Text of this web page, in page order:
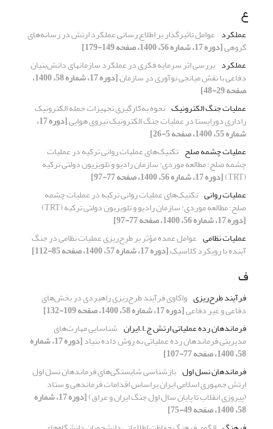
ع
عملکرد عوامل تاثیرگذار بر اطلاع رسانی عملکرد ارتش در رسانه‌های
گروهی[دوره 17، شماره 56، 1400، صفحه 149-179]
عملکرد
بررسی اثر سرمایه فکری در عملکرد سازمان‎های دانش‌بنیان
دفاعی با نقش میانجی نوآوری در سازمان [دوره 17، شماره 58، 1400،
صفحه 29-48]
عملیات جنگ الکترونیک نحوه به‌کارگیری تجهیزات حمله الکترونیک
راداری دورایستا در عملیات جنگ الکترونیک نیروی هوایی [دوره 17،
شماره 55، 1400، صفحه 5-26]
عملیات چشمه صلح تکنیک‌های عملیات روانی ترکیه در عملیات
چشمه صلح؛ مطالعه موردی: سازمان رادیو و تلویزیون دولتی ترکیه
(TRT)
[دوره 17، شماره 56، 1400، صفحه 77-97]
عملیات روانی تکنیک‌های عملیات روانی ترکیه در عملیات چشمه
صلح؛ مطالعه موردی: سازمان رادیو و تلویزیون دولتی ترکیه (TRT)
[دوره 17، شماره 56، 1400، صفحه 77-97]
عملیات نظامی عوامل عمده مؤثر بر طرح‌ریزی عملیات نظامی در جنگ
آینده با رویکرد کلاسیک[دوره 17، شماره 57، 1400، صفحه 85-112]
ف
فرآیند طرح‌ریزی واکاوی فرآیند طرح‌ریزی راهبردی در بخش‌های
دفاعی و غیر دفاعی[دوره 17، شماره 58، 1400، صفحه 109-132]
فرماندهان رده عملیاتی ارتش ج.ا.ایران شناسایی مهارت‌های
مدیریتی فرماندهان رده عملیاتی به روش داده بنیاد [دوره 17، شماره
58، 1400، صفحه 77-107]
فرماندهان نسل اول بازشناسی شایستگی‌های فرماندهان نسل اول
ارتش جمهوری اسلامی ایران براساس اقدامات فرماندهی و ستاد
(پیروزی انقلاب تا پایان سال اول جنگ ایران و عراق) [دوره 17، شماره
58، 1400، صفحه 49-75]